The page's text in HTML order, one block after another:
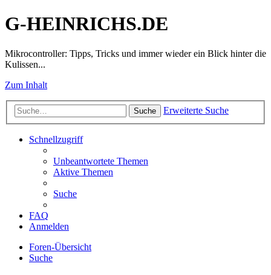
G-HEINRICHS.DE
Mikrocontroller: Tipps, Tricks und immer wieder ein Blick hinter die
Kulissen...
Zum Inhalt
Suche Erweiterte Suche
Schnellzugriff
Unbeantwortete Themen
Aktive Themen
Suche
FAQ
Anmelden
Foren-Übersicht
Suche